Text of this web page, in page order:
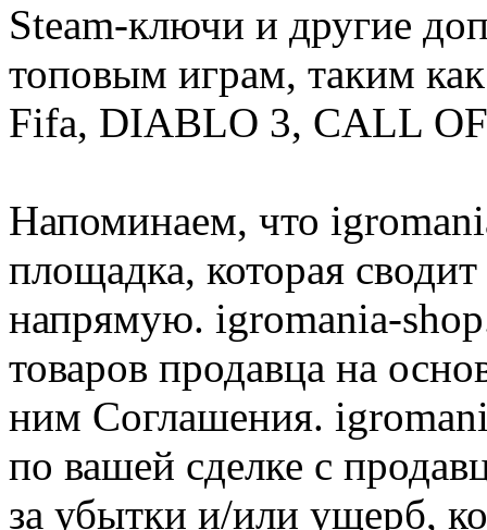
Steam-ключи и другие
топовым играм, таким
Fifa, DIABLO 3, CALL
Напоминаем, что
площадка, которая
напрямую. igromania-
товаров продавца на
ним Соглашения.
по вашей сделке с
за убытки и/или ущерб,